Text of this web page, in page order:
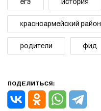
красноармейский район
родители фид
ПОДЕЛИТЬСЯ: